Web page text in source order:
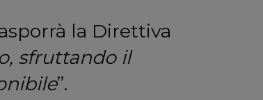
la Direttiva
sfruttando il
”.